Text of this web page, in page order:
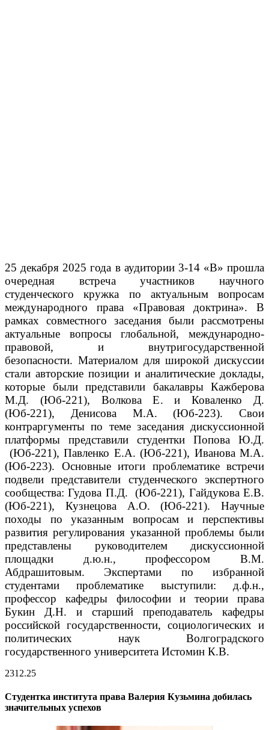
25 декабря 2025 года в аудитории 3-14 «В» прошла
очередная встреча участников научного
студенческого кружка по актуальным вопросам
международного права «Правовая доктрина». В
рамках совместного заседания были рассмотрены
актуальные вопросы глобальной, международно-
правовой, и внутригосударственной
безопасности. Материалом для широкой дискуссии
стали авторские позиции и аналитические доклады,
которые были представили бакалавры Кажберова
М.Д. (Юб-221), Волкова Е. и Коваленко Д.
(Юб-221), Денисова М.А. (Юб-223). Свои
контраргументы по теме заседания дискуссионной
платформы представили студентки Попова Ю.Д.
(Юб-221), Павленко Е.А. (Юб-221), Иванова М.А.
(Юб-223). Основные итоги проблематике встречи
подвели представители студенческого экспертного
сообщества: Гудова П.Д. (Юб-221), Гайдукова Е.В.
(Юб-221), Кузнецова А.О. (Юб-221). Научные
походы по указанным вопросам и перспективы
развития регулирования указанной проблемы были
представлены руководителем дискуссионной
площадки д.ю.н., профессором В.М.
Абдрашитовым. Экспертами по избранной
студентами проблематике выступили: д.ф.н.,
профессор кафедры философии и теории права
Букин Д.Н. и старший преподаватель кафедры
российской государственности, социологических и
политических наук Волгоградского
государственного университета Истомин К.В.
2312.25
Студентка института права Валерия Кузьмина добилась
значительных успехов